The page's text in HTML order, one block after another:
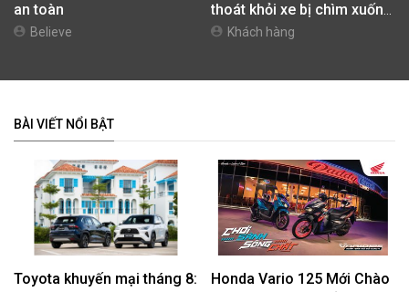
an toàn
Believe
thoát khỏi xe bị chìm xuống
nướcKhách hàng
BÀI VIẾT NỔI BẬT
Toyota khuyến mại tháng 8:
Honda Vario 125 Mới Chào